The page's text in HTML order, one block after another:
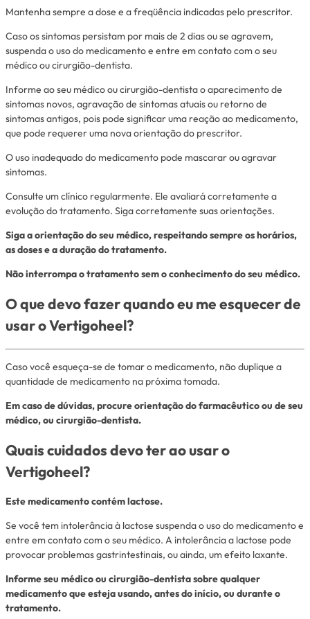
Mantenha sempre a dose e a freqüência indicadas pelo prescritor.
Caso os sintomas persistam por mais de 2 dias ou se agravem,
suspenda o uso do medicamento e entre em contato com o seu
médico ou cirurgião-dentista.
Informe ao seu médico ou cirurgião-dentista o aparecimento de
sintomas novos, agravação de sintomas atuais ou retorno de
sintomas antigos, pois pode significar uma reação ao medicamento,
que pode requerer uma nova orientação do prescritor.
O uso inadequado do medicamento pode mascarar ou agravar
sintomas.
Consulte um clínico regularmente. Ele avaliará corretamente a
evolução do tratamento. Siga corretamente suas orientações.
Siga a orientação do seu médico, respeitando sempre os horários,
as doses e a duração do tratamento.
Não interrompa o tratamento sem o conhecimento do seu médico.
O que devo fazer quando eu me esquecer de
usar o Vertigoheel?
Caso você esqueça-se de tomar o medicamento, não duplique a
quantidade de medicamento na próxima tomada.
Em caso de dúvidas, procure orientação do farmacêutico ou de seu
médico, ou cirurgião-dentista.
Quais cuidados devo ter ao usar o
Vertigoheel?
Este medicamento contém lactose.
Se você tem intolerância à lactose suspenda o uso do medicamento e
entre em contato com o seu médico. A intolerância a lactose pode
provocar problemas gastrintestinais, ou ainda, um efeito laxante.
Informe seu médico ou cirurgião-dentista sobre qualquer
medicamento que esteja usando, antes do início, ou durante o
tratamento.